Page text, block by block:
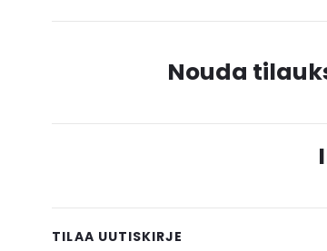
Nouda
TILAA UUTISKIRJE